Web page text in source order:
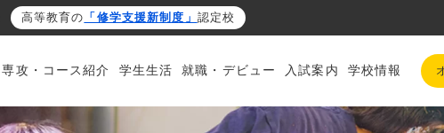
高等教育の 「修学支援新制度」 認定校
専攻・コース紹介 学生生活 就職・デビュー 入試案内 学校情報